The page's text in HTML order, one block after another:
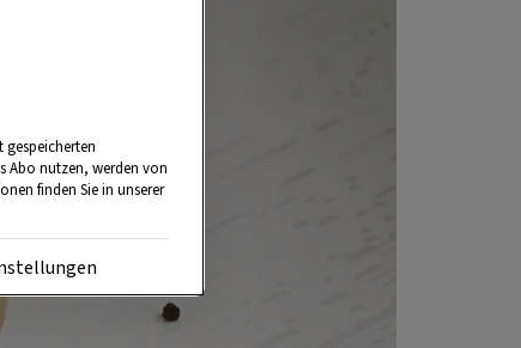
Abo nutzen, werden von
finden Sie in unserer